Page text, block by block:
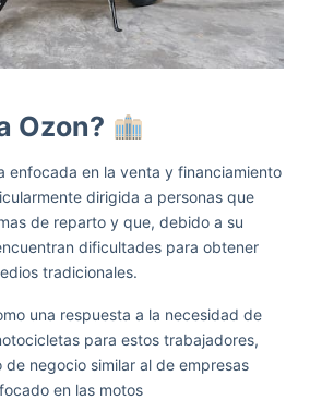
Ozon?
enfocada en la venta y financiamiento
dirigida a personas que
de reparto y que, debido a su
dificultades para obtener
tradicionales.
una respuesta a la necesidad de
para estos trabajadores,
negocio similar al de empresas
en las motos